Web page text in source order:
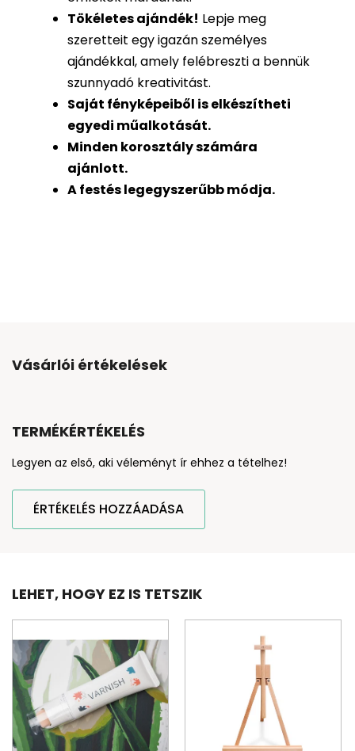
Tökéletes ajándék! Lepje meg
szeretteit egy igazán személyes
ajándékkal, amely felébreszti a bennük
szunnyadó kreativitást.
Saját fényképeiből iselkészítheti
egyedi műalkotását.
Minden korosztály számára
ajánlott.
A festés legegyszerűbb módja.
Vásárlói értékelések
TERMÉKÉRTÉKELÉS
Legyen az első, aki véleményt ír ehhez a tételhez!
ÉRTÉKELÉS HOZZÁADÁSA
LEHET, HOGY EZ IS TETSZIK